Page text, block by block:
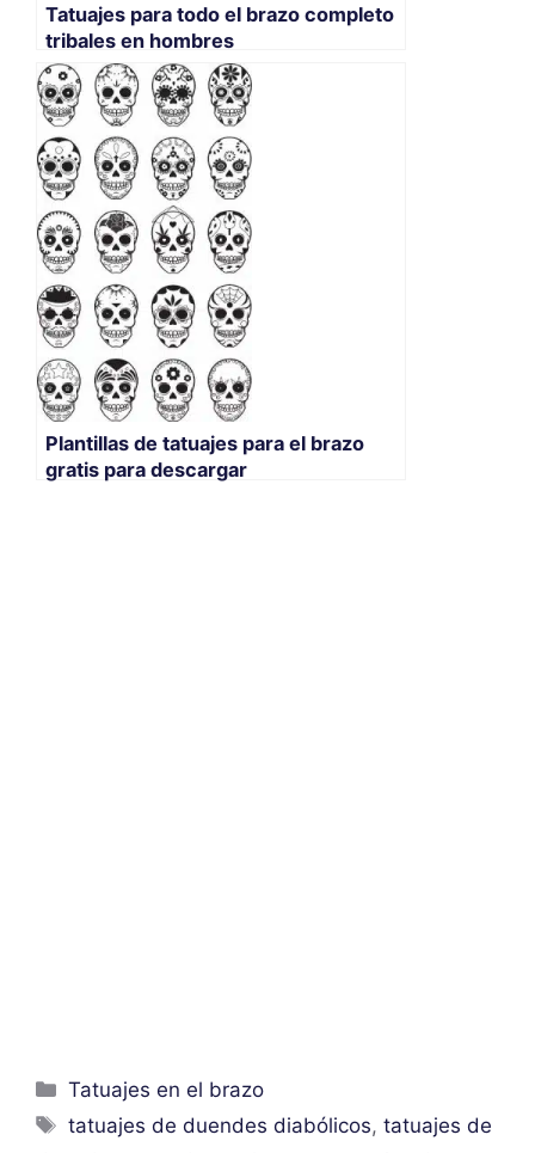
Tatuajes para todo el brazo completo
tribales en hombres
Plantillas de tatuajes para el brazo
gratis para descargar
Categorías
Tatuajes en el brazo
Etiquetas
tatuajes de duendes diabólicos,tatuajes de